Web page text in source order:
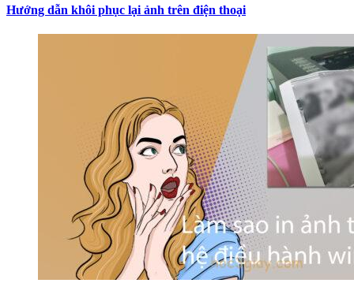
Hướng dẫn khôi phục lại ảnh trên điện thoại